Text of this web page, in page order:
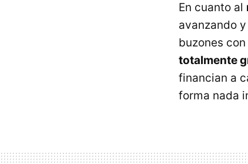
En cuanto al
avanzando
buzones
totalmente
financian a
forma nada